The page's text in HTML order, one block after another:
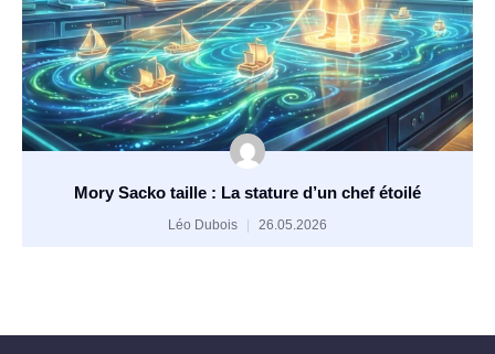
Mory Sacko taille : La stature d’un chef étoilé
Léo Dubois 26.05.2026